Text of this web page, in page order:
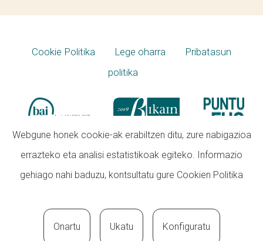
Cookie Politika Lege oharra
Pribatasun
politika
Webgune honek cookie-ak erabiltzen ditu, zure nabigazioa
errazteko eta analisi estatistikoak egiteko. Informazio
gehiago nahi baduzu, kontsultatu gure Cookien Politika
Onartu Ukatu Konfiguratu